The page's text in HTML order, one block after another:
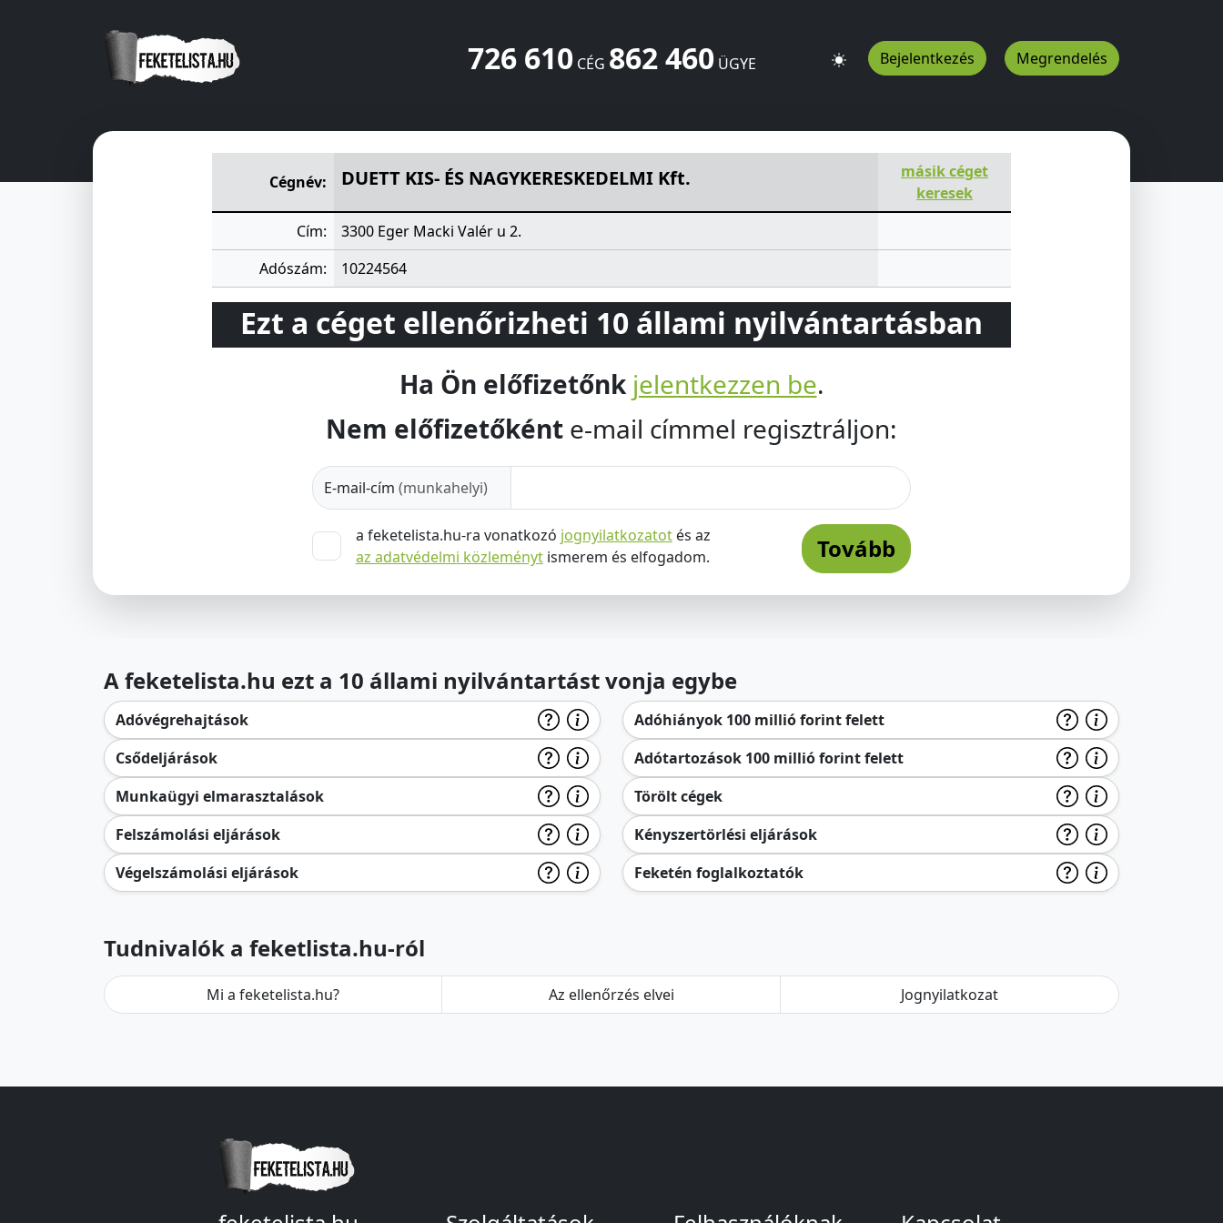
726 610CÉG 862 460ÜGYE Bejelentkezés Megrendelés
Cégnév:
DUETT KIS- ÉS NAGYKERESKEDELMI Kft.
másik céget
keresek
Cím:
3300 Eger Macki Valér u 2.
Adószám:
10224564
Ezt a céget ellenőrizheti 10 állami nyilvántartásban
Ha Ön előfizetőnk jelentkezzen be.
Nem előfizetőként e-mail címmel regisztráljon:
E-mail-cím (munkahelyi)
a feketelista.hu-ra vonatkozó jognyilatkozatotés az
az adatvédelmi közleménytismerem és elfogadom. Tovább
A feketelista.hu ezt a 10 állami nyilvántartást vonja egybe
Adóvégrehajtások
Csődeljárások
Munkaügyi elmarasztalások
Felszámolási eljárások
Végelszámolási eljárások
Adóhiányok 100 millió forint felett
Adótartozások 100 millió forint felett
Törölt cégek
Kényszertörlési eljárások
Feketén foglalkoztatók
Tudnivalók a feketlista.hu-ról
Mi a feketelista.hu? Az ellenőrzés elvei Jognyilatkozat